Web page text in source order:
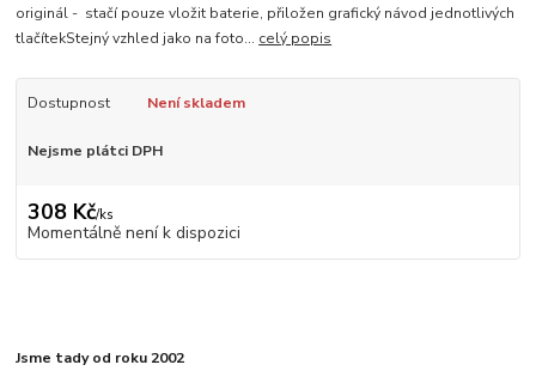
originál - stačí pouze vložit baterie, přiložen grafický návod jednotlivých
tlačítekStejný vzhled jako na foto... celý popis
Dostupnost Není skladem
Nejsme plátci DPH
308 Kč/ks
Momentálně není k dispozici
Jsme tady od roku 2002